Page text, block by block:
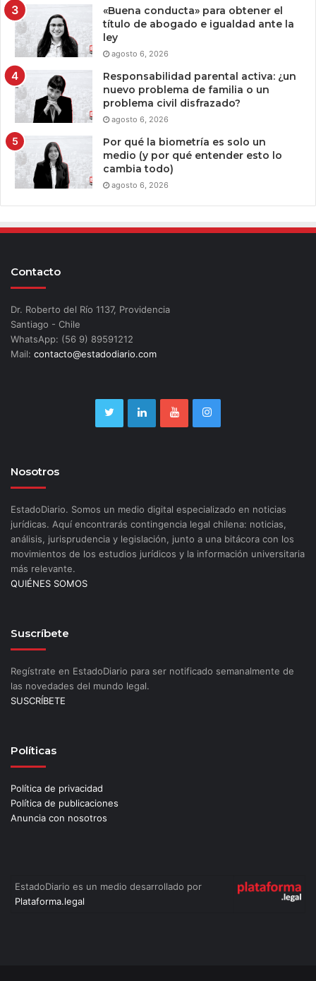
«Buena conducta» para obtener el
título de abogado e igualdad ante la
ley
agosto 6, 2026
Responsabilidad parental activa: ¿un
nuevo problema de familia o un
problema civil disfrazado?
agosto 6, 2026
Por qué la biometría es solo un
medio (y por qué entender esto lo
cambia todo)
agosto 6, 2026
Contacto
Dr. Roberto del Río 1137, Providencia
Santiago - Chile
WhatsApp: (56 9) 89591212
Mail: contacto@estadodiario.com
Nosotros
EstadoDiario. Somos un medio digital especializado en noticias
jurídicas. Aquí encontrarás contingencia legal chilena: noticias,
análisis, jurisprudencia y legislación, junto a una bitácora con los
movimientos de los estudios jurídicos y la información universitaria
más relevante.
QUIÉNES SOMOS
Suscríbete
Regístrate en EstadoDiario para ser notificado semanalmente de
las novedades del mundo legal.
SUSCRÍBETE
Políticas
Política de privacidad
Política de publicaciones
Anuncia con nosotros
EstadoDiario es un medio desarrollado por
Plataforma.legal